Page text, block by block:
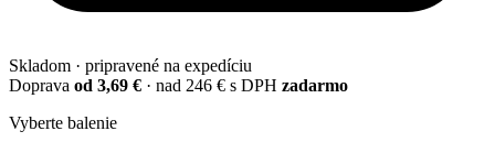
Skladom · pripravené na expedíciu
Doprava od 3,69 € · nad 246 € s DPH zadarmo
Vyberte balenie